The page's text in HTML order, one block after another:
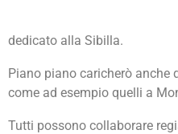
dedicato alla Sibilla.
Piano piano caricherò anche
come ad esempio quelli a
Tutti possono collaborare